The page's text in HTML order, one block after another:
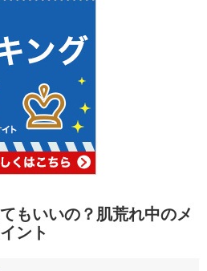
もいいの？肌荒れ中のメ
ント